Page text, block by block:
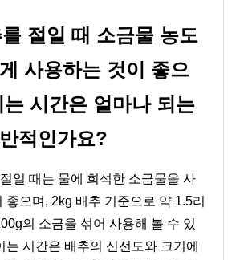
절일 때 소금물 농도
사용하는 것이 좋으
는 시간은 얼마나 되는
적인가요?
일 때는 물에 희석한 소금물을 사
좋으며, 2kg 배추 기준으로 약 1.5리
의 소금을 섞어 사용해 볼 수 있
는 시간은 배추의 신선도와 크기에